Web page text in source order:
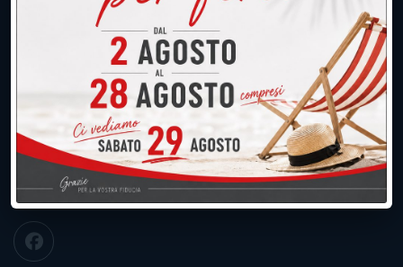
UNICA SEDE: CALCO (Lecco)
039.677.2778
039.677.2778
info@peregoarredamenti.it
ORARI: 09.00/12.00 - 15.00/19.15
Chiuso domenica e lunedì mattina